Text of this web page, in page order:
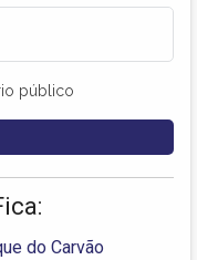
público
do Carvão